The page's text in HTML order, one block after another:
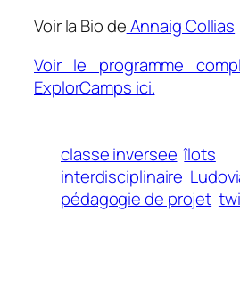
Voir la Bio deAnnaig Collias
Voir le programme
ExplorCamps ici.
classe inversee îlots
interdisciplinaire
pédagogie de projet